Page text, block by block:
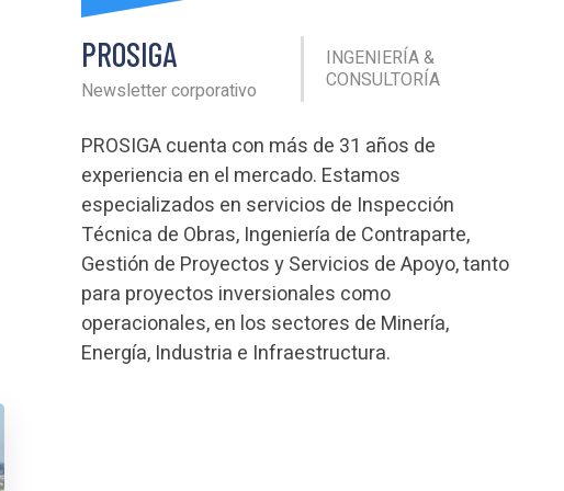
PROSIGA
Newsletter corporativo
INGENIERÍA &
CONSULTORÍA
PROSIGA cuenta con más de 31 años de
experiencia en el mercado. Estamos
especializados en servicios de Inspección
Técnica de Obras, Ingeniería de Contraparte,
Gestión de Proyectos y Servicios de Apoyo, tanto
para proyectos inversionales como
operacionales, en los sectores de Minería,
Energía, Industria e Infraestructura.